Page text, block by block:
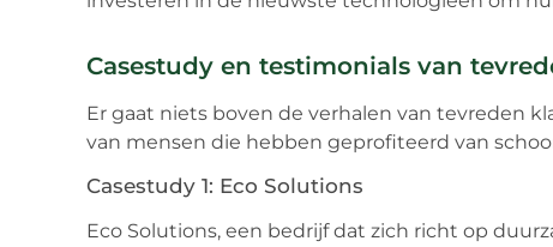
Casestudy en testimonials van
Er gaat niets boven de verhalen van tevreden
van mensen die hebben geprofiteerd van
Casestudy 1: Eco Solutions
Eco Solutions, een bedrijf dat zich richt op